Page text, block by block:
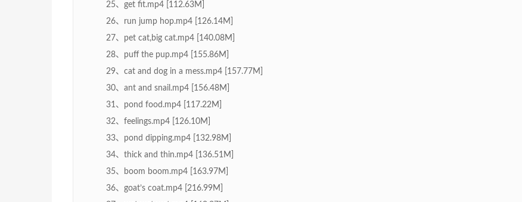
25、get fit.mp4 [112.63M]
26、run jump hop.mp4 [126.14M]
27、pet cat,big cat.mp4 [140.08M]
28、puff the pup.mp4 [155.86M]
29、cat and dog in a mess.mp4 [157.77M]
30、ant and snail.mp4 [156.48M]
31、pond food.mp4 [117.22M]
32、feelings.mp4 [126.10M]
33、pond dipping.mp4 [132.98M]
34、thick and thin.mp4 [136.51M]
35、boom boom.mp4 [163.97M]
36、goat’s coat.mp4 [216.99M]